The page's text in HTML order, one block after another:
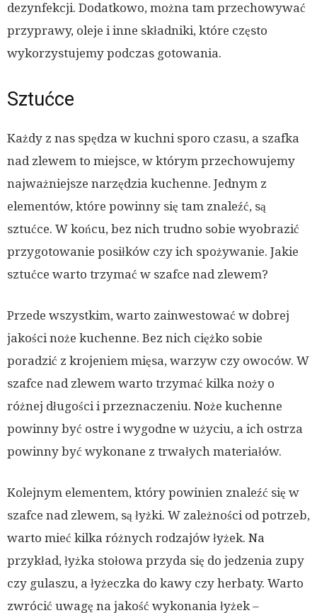
dezynfekcji. Dodatkowo, można tam przechowywać
przyprawy, oleje i inne składniki, które często
wykorzystujemy podczas gotowania.
Sztućce
Każdy z nas spędza w kuchni sporo czasu, a szafka
nad zlewem to miejsce, w którym przechowujemy
najważniejsze narzędzia kuchenne. Jednym z
elementów, które powinny się tam znaleźć, są
sztućce. W końcu, bez nich trudno sobie wyobrazić
przygotowanie posiłków czy ich spożywanie. Jakie
sztućce warto trzymać w szafce nad zlewem?
Przede wszystkim, warto zainwestować w dobrej
jakości noże kuchenne. Bez nich ciężko sobie
poradzić z krojeniem mięsa, warzyw czy owoców. W
szafce nad zlewem warto trzymać kilka noży o
różnej długości i przeznaczeniu. Noże kuchenne
powinny być ostre i wygodne w użyciu, a ich ostrza
powinny być wykonane z trwałych materiałów.
Kolejnym elementem, który powinien znaleźć się w
szafce nad zlewem, są łyżki. W zależności od potrzeb,
warto mieć kilka różnych rodzajów łyżek. Na
przykład, łyżka stołowa przyda się do jedzenia zupy
czy gulaszu, a łyżeczka do kawy czy herbaty. Warto
zwrócić uwagę na jakość wykonania łyżek –